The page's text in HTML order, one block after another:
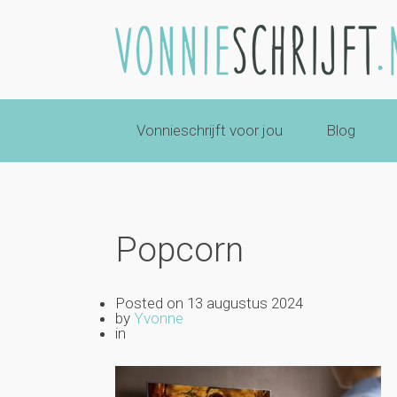
Vonnieschrijft voor jou Blog
Popcorn
Posted on 13 augustus 2024
by Yvonne
in